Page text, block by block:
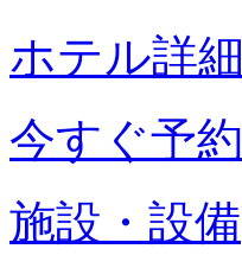
ホテル詳細
今すぐ予約
施設・設備